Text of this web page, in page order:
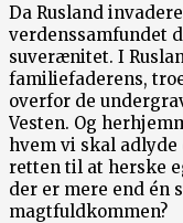
Da Rusland
verdenssamfundet
suverænitet. I
familiefaderens,
overfor de
Vesten. Og
hvem vi skal
retten til at herske
der er mere end én
magtfuldkommen?